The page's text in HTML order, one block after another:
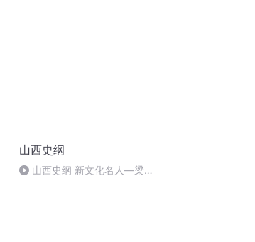
山西史纲
山西史纲 新文化名人—梁园